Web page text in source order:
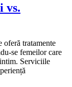
vs.
tratamente
se femeilor care
intim. Serviciile